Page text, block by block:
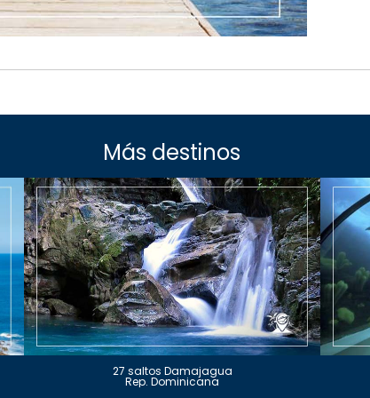
Más destinos
27 saltos Damajagua
Rep. Dominicana